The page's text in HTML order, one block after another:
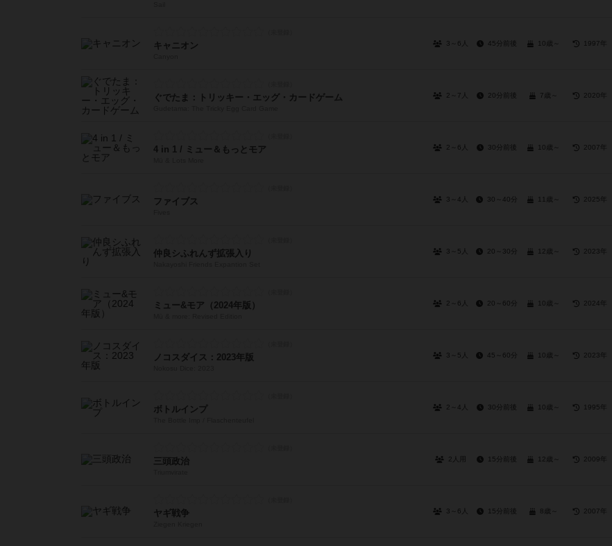
キャニオン 3～6人 45分前後 10歳～ 1997年
ぐでたま：トリッキー・エッグ・カードゲーム 2～7人 20分前後 7歳～ 2020年
4 in 1 / ミュー＆もっとモア 2～6人 30分前後 10歳～ 2007年
ファイブス 3～4人 30～40分 11歳～ 2025年
仲良シふれんず拡張入り 3～5人 20～30分 12歳～ 2023年
ミュー&モア（2024年版） 2～6人 20～60分 10歳～ 2024年
ノコスダイス：2023年版 3～5人 45～60分 10歳～ 2023年
ボトルインプ 2～4人 30分前後 10歳～ 1995年
三頭政治 2人用 15分前後 12歳～ 2009年
ヤギ戦争 3～6人 15分前後 8歳～ 2007年